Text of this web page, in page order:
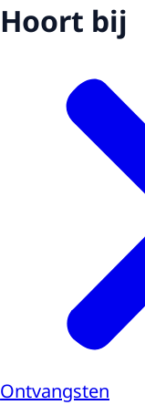
Hoort bij
Ontvangsten